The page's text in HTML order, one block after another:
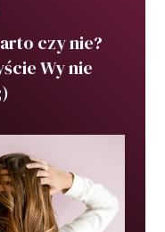
czy nie?
Wy nie